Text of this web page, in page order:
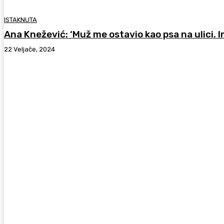
ISTAKNUTA
Ana Knežević: ‘Muž me ostavio kao psa na ulici.
22 Veljače, 2024